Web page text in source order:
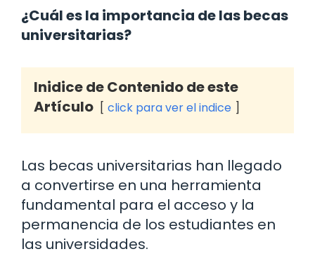
¿Cuál es la importancia de las becas
universitarias?
Inidice de Contenido de este
Artículo
click para ver el indice
Las becas universitarias han llegado
a convertirse en una herramienta
fundamental para el acceso y la
permanencia de los estudiantes en
las universidades.